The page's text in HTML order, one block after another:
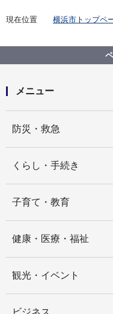
現在位置 横浜市トップペ
新型コロナウイ
認について
メニュー
防災・救急
くらし・手続き
子育て・教育
健康・医療・福祉
観光・イベント